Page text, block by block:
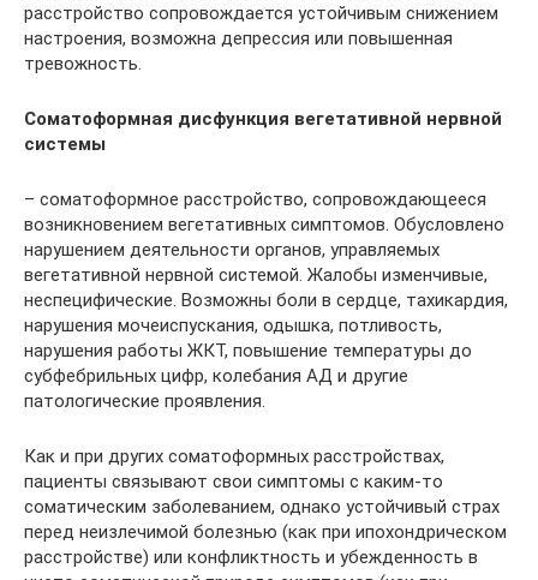
расстройство сопровождается устойчивым снижением
настроения, возможна депрессия или повышенная
тревожность.
Соматоформная дисфункция вегетативной нервной
системы
– соматоформное расстройство, сопровождающееся
возникновением вегетативных симптомов. Обусловлено
нарушением деятельности органов, управляемых
вегетативной нервной системой. Жалобы изменчивые,
неспецифические. Возможны боли в сердце, тахикардия,
нарушения мочеиспускания, одышка, потливость,
нарушения работы ЖКТ, повышение температуры до
субфебрильных цифр, колебания АД и другие
патологические проявления.
Как и при других соматоформных расстройствах,
пациенты связывают свои симптомы с каким-то
соматическим заболеванием, однако устойчивый страх
перед неизлечимой болезнью (как при ипохондрическом
расстройстве) или конфликтность и убежденность в